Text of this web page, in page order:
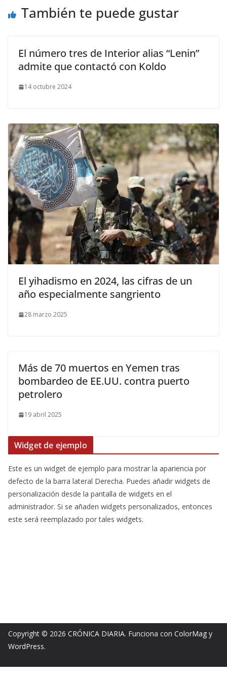
También te puede gustar
El número tres de Interior alias “Lenin”
admite que contactó con Koldo
14 octubre 2024
El yihadismo en 2024, las cifras de un
año especialmente sangriento
28 marzo 2025
Más de 70 muertos en Yemen tras
bombardeo de EE.UU. contra puerto
petrolero
19 abril 2025
Widget de ejemplo
Este es un widget de ejemplo para mostrar la apariencia por
defecto de la barra lateral Derecha. Puedes añadir widgets de
personalización desde la pantalla de widgets en el
administrador. Si se añaden widgets personalizados, entonces
este será reemplazado por tales widgets.
Copyright © 2026 CRÓNICA DIARIA. Funciona con ColorMag y
WordPress.